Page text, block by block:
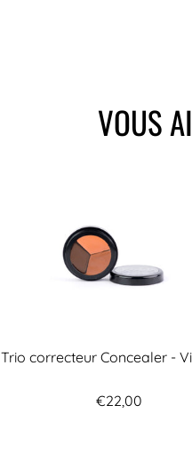
VOUS
Trio correcteur Concealer -
€22,00